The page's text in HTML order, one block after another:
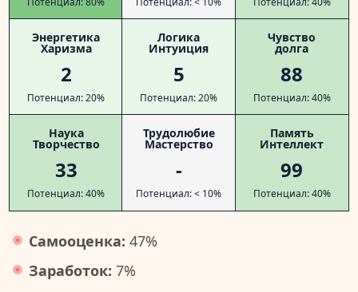
Энергетика
Харизма
2
Потенциал: 20%
Логика
Интуиция
5
Потенциал: 20%
Чувство
долга
88
Потенциал: 40%
Наука
Творчество
33
Потенциал: 40%
Трудолюбие
Мастерство
-
Потенциал: < 10%
Память
Интеллект
99
Потенциал: 40%
Самооценка: 47%
Заработок: 7%